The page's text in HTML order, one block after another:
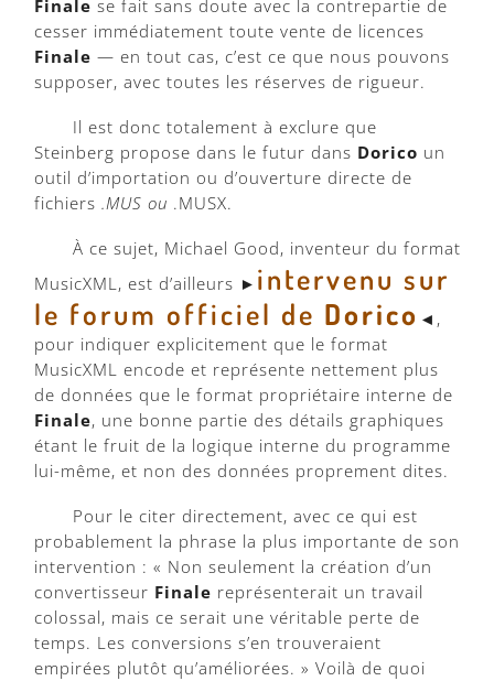
Finale se fait sans doute avec la contrepartie de
cesser immédiatement toute vente de licences
Finale — en tout cas, c’est ce que nous pouvons
supposer, avec toutes les réserves de rigueur.
Il est donc totalement à exclure que
Steinberg propose dans le futur dans Dorico un
outil d’importation ou d’ouverture directe de
fichiers .MUS ou .MUSX.
À ce sujet, Michael Good, inventeur du format
MusicXML, est d’ailleurs ► intervenu sur
le forum officiel de Dorico ◄,
pour indiquer explicitement que le format
MusicXML encode et représente nettement plus
de données que le format propriétaire interne de
Finale, une bonne partie des détails graphiques
étant le fruit de la logique interne du programme
lui-même, et non des données proprement dites.
Pour le citer directement, avec ce qui est
probablement la phrase la plus importante de son
intervention : « Non seulement la création d’un
convertisseur Finale représenterait un travail
colossal, mais ce serait une véritable perte de
temps. Les conversions s’en trouveraient
empirées plutôt qu’améliorées. » Voilà de quoi